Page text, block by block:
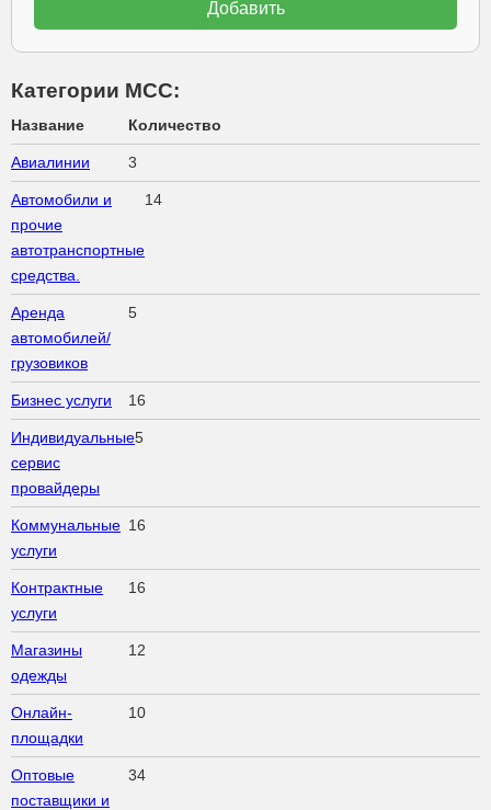
Категории МСС:
Название Количество
Авиалинии 3
Автомобили и
прочие
автотранспортные
средства.
14
Аренда
автомобилей/
грузовиков
5
Бизнес услуги 16
Индивидуальные
сервис
провайдеры
5
Коммунальные
услуги
16
Контрактные
услуги
16
Магазины
одежды
12
Онлайн-
площадки
10
Оптовые
поставщики и
34